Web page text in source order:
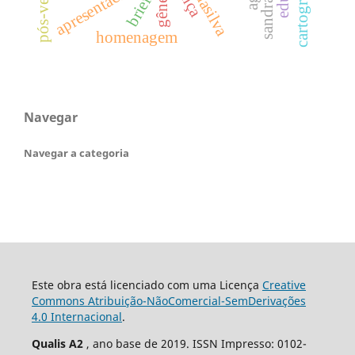
brief
homenagem
Navegar
Navegar a categoria
Este obra está licenciado com uma Licença Creative
Commons Atribuição-NãoComercial-SemDerivações
4.0 Internacional.
Qualis A2 , ano base de 2019. ISSN Impresso: 0102-